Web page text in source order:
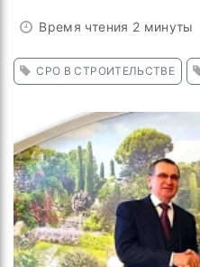
Время чтения 2 минуты
СРО В СТРОИТЕЛЬСТВЕ